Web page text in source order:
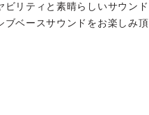
リティと素晴らしいサウンド
ブベースサウンドをお楽しみ頂